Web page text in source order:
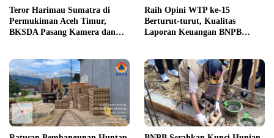
Teror Harimau Sumatra di
Permukiman Aceh Timur,
BKSDA Pasang Kamera dan
Raih Opini WTP ke-15
Berturut-turut, Kualitas
Laporan Keuangan BNPB